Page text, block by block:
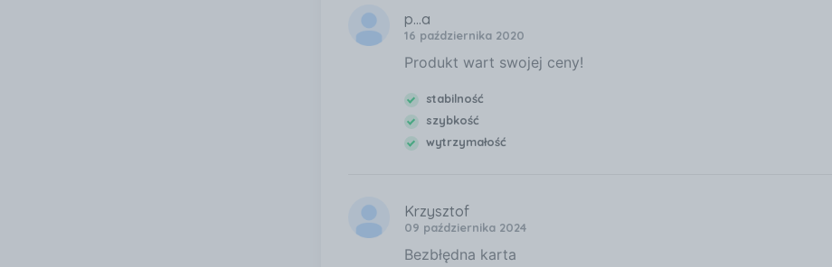
p...a
16 października 2020
Produkt wart swojej ceny!
stabilność
szybkość
wytrzymałość
Krzysztof
09 października 2024
Bezbłędna karta